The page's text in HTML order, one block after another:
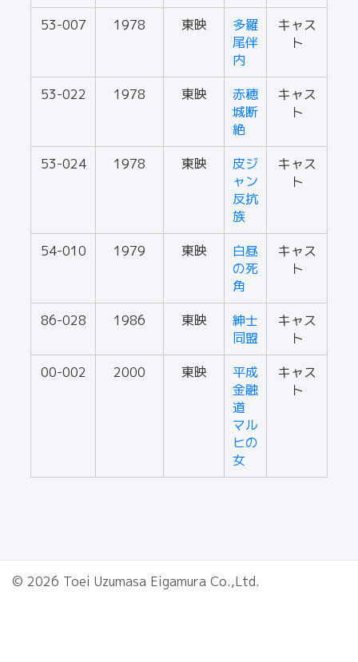
53-007 1978 東映
多羅
尾伴
内
キャス
ト
53-022 1978 東映
赤穂
城断
絶
キャス
ト
53-024 1978 東映
皮ジ
ャン
反抗
族
キャス
ト
54-010 1979 東映
白昼
の死
角
キャス
ト
86-028 1986 東映
紳士
同盟
キャス
ト
00-002
2000 東映
平成
金融
道
マル
ヒの
女
キャス
ト
© 2026 Toei Uzumasa Eigamura Co.,Ltd.